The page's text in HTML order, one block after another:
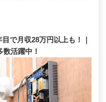
で月収28万円以上も！｜
活躍中！